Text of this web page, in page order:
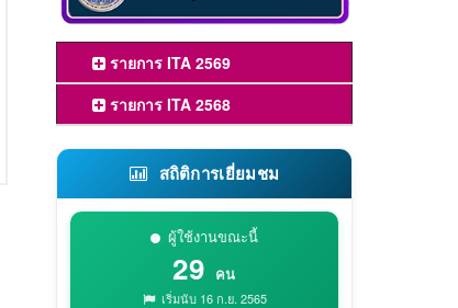
รายการ ITA 2569
รายการ ITA 2568
สถิติการเยี่ยมชม
ผู้ใช้งานขณะนี้
29 คน
เริ่มนับ 16 ก.ย. 2565